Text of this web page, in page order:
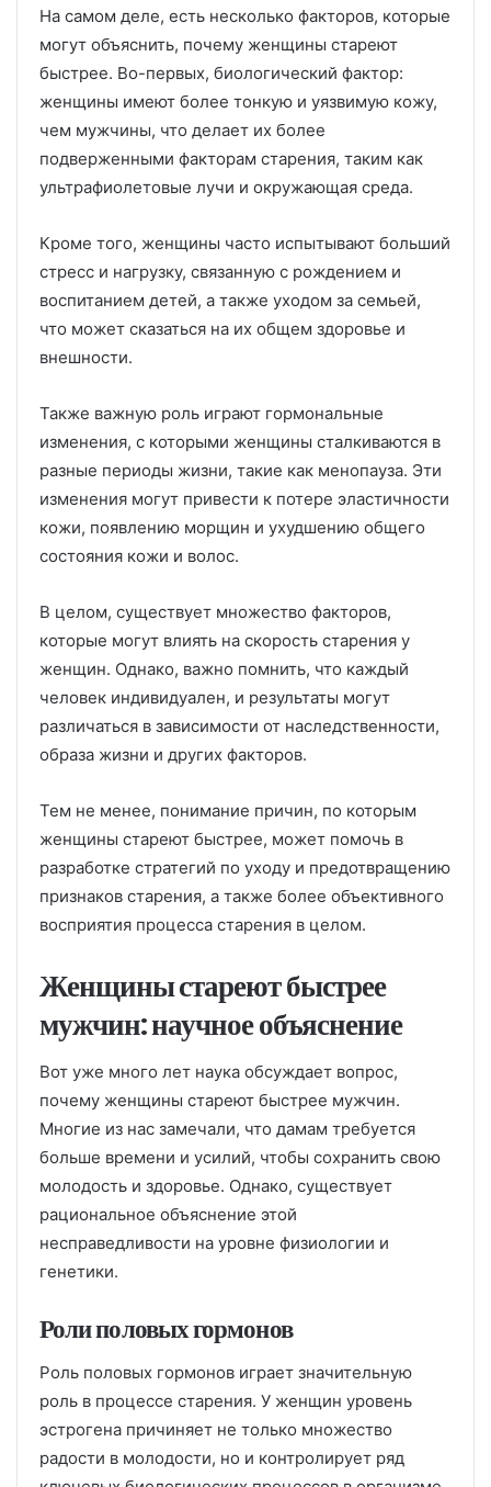
На самом деле, есть несколько факторов, которые
могут объяснить, почему женщины стареют
быстрее. Во-первых, биологический фактор:
женщины имеют более тонкую и уязвимую кожу,
чем мужчины, что делает их более
подверженными факторам старения, таким как
ультрафиолетовые лучи и окружающая среда.
Кроме того, женщины часто испытывают больший
стресс и нагрузку, связанную с рождением и
воспитанием детей, а также уходом за семьей,
что может сказаться на их общем здоровье и
внешности.
Также важную роль играют гормональные
изменения, с которыми женщины сталкиваются в
разные периоды жизни, такие как менопауза. Эти
изменения могут привести к потере эластичности
кожи, появлению морщин и ухудшению общего
состояния кожи и волос.
В целом, существует множество факторов,
которые могут влиять на скорость старения у
женщин. Однако, важно помнить, что каждый
человек индивидуален, и результаты могут
различаться в зависимости от наследственности,
образа жизни и других факторов.
Тем не менее, понимание причин, по которым
женщины стареют быстрее, может помочь в
разработке стратегий по уходу и предотвращению
признаков старения, а также более объективного
восприятия процесса старения в целом.
Женщины стареют быстрее
мужчин: научное объяснение
Вот уже много лет наука обсуждает вопрос,
почему женщины стареют быстрее мужчин.
Многие из нас замечали, что дамам требуется
больше времени и усилий, чтобы сохранить свою
молодость и здоровье. Однако, существует
рациональное объяснение этой
несправедливости на уровне физиологии и
генетики.
Роли половых гормонов
Роль половых гормонов играет значительную
роль в процессе старения. У женщин уровень
эстрогена причиняет не только множество
радости в молодости, но и контролирует ряд